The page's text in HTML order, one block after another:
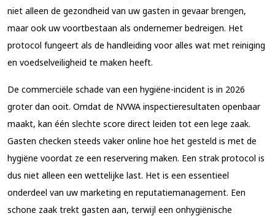
niet alleen de gezondheid van uw gasten in gevaar brengen,
maar ook uw voortbestaan als ondernemer bedreigen. Het
protocol fungeert als de handleiding voor alles wat met reiniging
en voedselveiligheid te maken heeft.
De commerciële schade van een hygiëne-incident is in 2026
groter dan ooit. Omdat de NVWA inspectieresultaten openbaar
maakt, kan één slechte score direct leiden tot een lege zaak.
Gasten checken steeds vaker online hoe het gesteld is met de
hygiëne voordat ze een reservering maken. Een strak protocol is
dus niet alleen een wettelijke last. Het is een essentieel
onderdeel van uw marketing en reputatiemanagement. Een
schone zaak trekt gasten aan, terwijl een onhygiënische